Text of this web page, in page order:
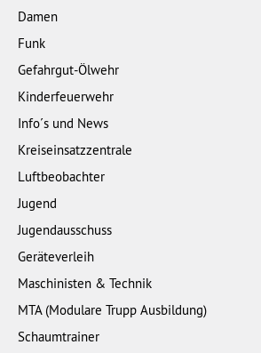
Damen
Funk
Gefahrgut-Ölwehr
Kinderfeuerwehr
Info´s und News
Kreiseinsatzzentrale
Luftbeobachter
Jugend
Jugendausschuss
Geräteverleih
Maschinisten & Technik
MTA (Modulare Trupp Ausbildung)
Schaumtrainer